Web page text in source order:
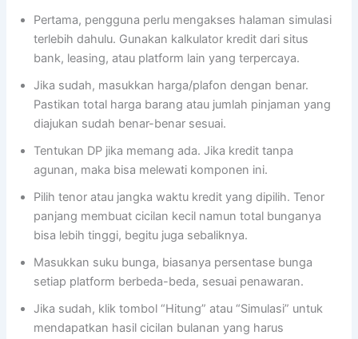
Pertama, pengguna perlu mengakses halaman simulasi
terlebih dahulu. Gunakan kalkulator kredit dari situs
bank, leasing, atau platform lain yang terpercaya.
Jika sudah, masukkan harga/plafon dengan benar.
Pastikan total harga barang atau jumlah pinjaman yang
diajukan sudah benar-benar sesuai.
Tentukan DP jika memang ada. Jika kredit tanpa
agunan, maka bisa melewati komponen ini.
Pilih tenor atau jangka waktu kredit yang dipilih. Tenor
panjang membuat cicilan kecil namun total bunganya
bisa lebih tinggi, begitu juga sebaliknya.
Masukkan suku bunga, biasanya persentase bunga
setiap platform berbeda-beda, sesuai penawaran.
Jika sudah, klik tombol “Hitung” atau “Simulasi” untuk
mendapatkan hasil cicilan bulanan yang harus